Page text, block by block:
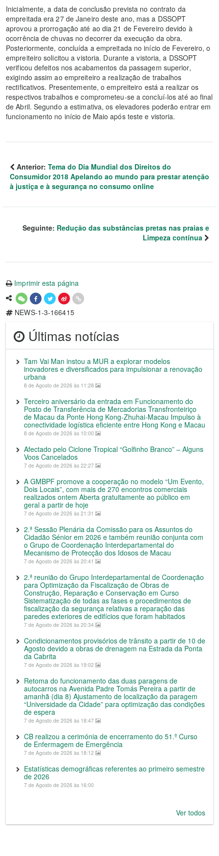
Inicialmente, a data de conclusão prevista no contrato da
empreitada era 27 de Janeiro deste ano, mas a DSSOPT
aprovou a prorrogação até ao dia 21 de Fevereiro devido à
ocorrência de chuvas no decorrer da execução da obra.
Posteriormente, concluída a empreitada no início de Fevereiro, o
empreiteiro solicitou a vistoria. Durante a vistoria, a DSSOPT
verificou defeitos nos acabamentos da passagem superior,
exigindo assim ao empreiteiro a realização de trabalhos
rectificativos. Presentemente, o empreiteiro está a realizar os
respectivos trabalhos e comprometeu-se a concluí-los até ao final
de Abril. Segundo a estimativa, os elevadores poderão entrar em
funcionamento no início de Maio após teste e vistoria.
Anterior: Tema do Dia Mundial dos Direitos do
Consumidor 2018 Apelando ao mundo para prestar atenção
à justiça e à segurança no consumo online
Seguinte: Redução das substâncias pretas nas praias e
Limpeza contínua
Imprimir esta página
NEWS-1-3-166415
Últimas notícias
Tam Vai Man instou a MUR a explorar modelos
inovadores e diversificados para impulsionar a renovação
urbana
8 de Agosto de 2026 às 11:28
Terceiro aniversário da entrada em Funcionamento do
Posto de Transferência de Mercadorias Transfronteiriço
de Macau da Ponte Hong Kong-Zhuhai-Macau Impulso à
conectividade logística eficiente entre Hong Kong e Macau
8 de Agosto de 2026 às 10:00
Afectado pelo Ciclone Tropical “Golfinho Branco” – Alguns
Voos Cancelados
7 de Agosto de 2026 às 22:27
A GMBPF promove a cooperação no modelo “Um Evento,
Dois Locais”, com mais de 270 encontros comerciais
realizados ontem Aberta gratuitamente ao público em
geral a partir de hoje
7 de Agosto de 2026 às 21:31
2.ª Sessão Plenária da Comissão para os Assuntos do
Cidadão Sénior em 2026 e também reunião conjunta com
o Grupo de Coordenação Interdepartamental do
Mecanismo de Protecção dos Idosos de Macau
7 de Agosto de 2026 às 20:41
2.ª reunião do Grupo Interdepartamental de Coordenação
para Optimização da Fiscalização de Obras de
Construção, Reparação e Conservação em Curso
Sistematização de todas as fases e procedimentos de
fiscalização da segurança relativas a reparação das
paredes exteriores de edifícios que foram habitados
7 de Agosto de 2026 às 20:34
Condicionamentos provisórios de trânsito a partir de 10 de
Agosto devido a obras de drenagem na Estrada da Ponta
da Cabrita
7 de Agosto de 2026 às 19:02
Retoma do funcionamento das duas paragens de
autocarros na Avenida Padre Tomás Pereira a partir de
amanhã (dia 8) Ajustamento de localização da paragem
“Universidade da Cidade” para optimização das condições
de espera
7 de Agosto de 2026 às 18:47
CB realizou a cerimónia de encerramento do 51.º Curso
de Enfermagem de Emergência
7 de Agosto de 2026 às 18:12
Estatísticas demográficas referentes ao primeiro semestre
de 2026
7 de Agosto de 2026 às 16:00
Ver todos